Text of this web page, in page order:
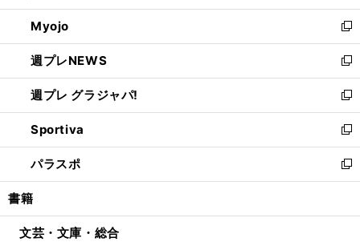
開
く
ウ
で
開
く
ン
ド
ウ
で
開
く
ウ
ィ
ン
ド
ウ
で
開
く
Myojo
新
し
い
ウ
ィ
ン
ド
ウ
で
開
週プレNEWS
新
し
い
ウ
ィ
ン
ド
ウ
開
週プレ グラジャパ!
新
し
い
ウ
ィ
ン
ウ
Sportiva
新
し
い
ウ
ン
パラスポ
新
し
ウ
書籍
文芸・文庫・総合